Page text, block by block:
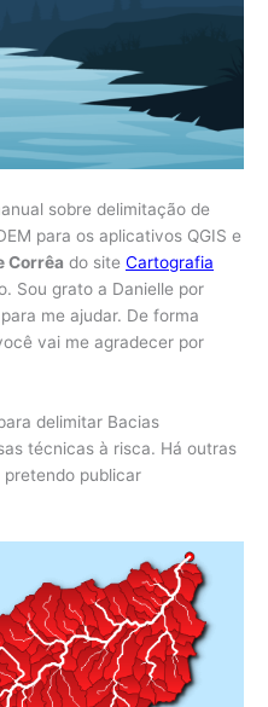
sobre delimitação de
para os aplicativos QGIS e
Corrêa do site Cartografia
Sou grato a Danielle por
me ajudar. De forma
vai me agradecer por
delimitar Bacias
técnicas à risca. Há outras
pretendo publicar